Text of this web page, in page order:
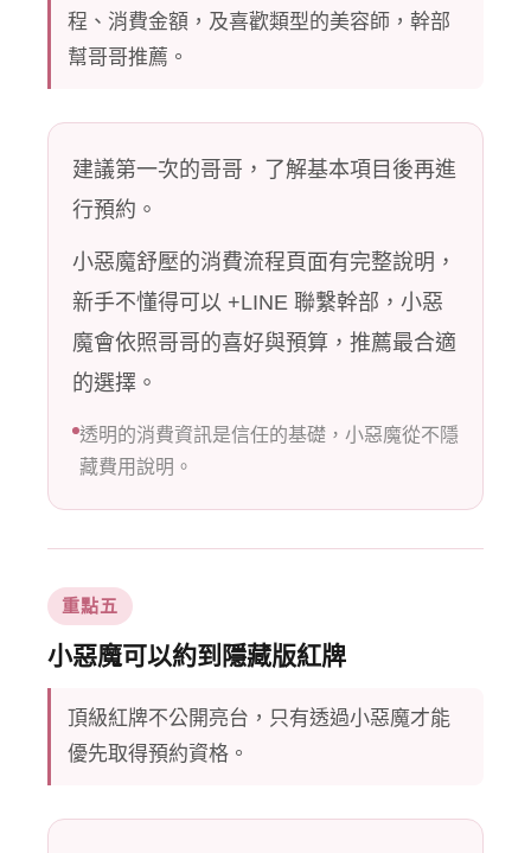
程、消費金額，及喜歡類型的美容師，幹部
幫哥哥推薦。
建議第一次的哥哥，了解基本項目後再進
行預約。
小惡魔舒壓的消費流程頁面有完整說明，
新手不懂得可以 +LINE 聯繫幹部，小惡
魔會依照哥哥的喜好與預算，推薦最合適
的選擇。
透明的消費資訊是信任的基礎，小惡魔從不隱
藏費用說明。
重點五
小惡魔可以約到隱藏版紅牌
頂級紅牌不公開亮台，只有透過小惡魔才能
優先取得預約資格。